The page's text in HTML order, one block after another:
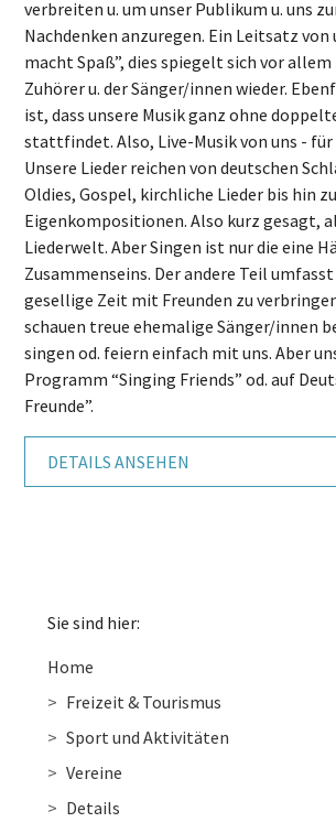
verbreiten u. um unser Publikum u. uns
Nachdenken anzuregen. Ein Leitsatz von
macht Spaß”, dies spiegelt sich vor allem
Zuhörer u. der Sänger/innen wieder.
ist, dass unsere Musik ganz ohne
stattfindet. Also, Live-Musik von uns - für
Unsere Lieder reichen von deutschen
Oldies, Gospel, kirchliche Lieder bis hin zu
Eigenkompositionen. Also kurz gesagt,
Liederwelt. Aber Singen ist nur die eine
Zusammenseins. Der andere Teil
gesellige Zeit mit Freunden zu
schauen treue ehemalige Sänger/innen
singen od. feiern einfach mit uns. Aber
Programm “Singing Friends” od. auf
Freunde”.
DETAILS ANSEHEN
Sie sind hier:
Home
Freizeit & Tourismus
Sport und Aktivitäten
Vereine
Details